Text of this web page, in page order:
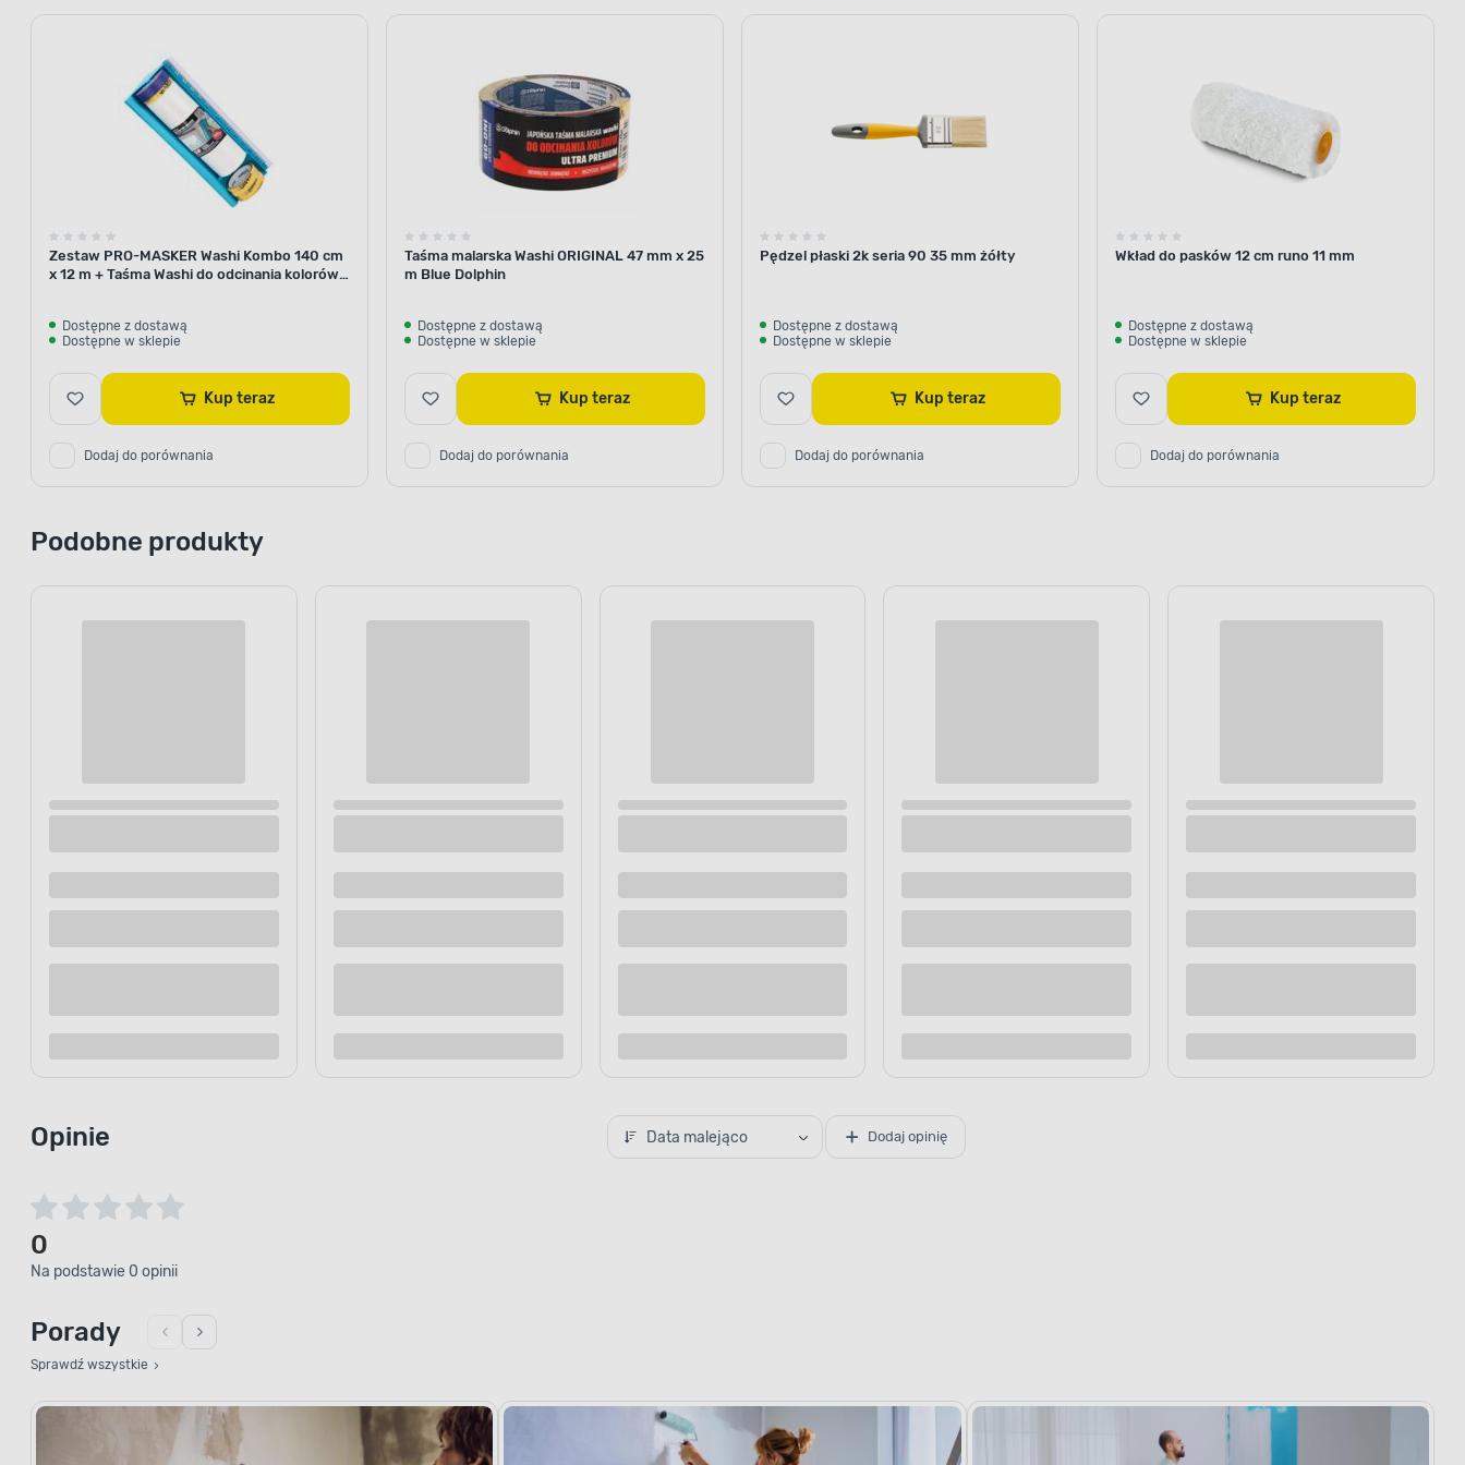
Farba 2,5 l Fiołek Alpejski Dulux Kolory Świata
emulsja zapewnia wysoki poziom krycia przy zachowaniu
trwałości koloru i wysokiej odporności na zmywanie
zabrudzeń. Ciesz się głęboko matowym wykończeniem
przez wiele lat.
Skuteczne odprowadzanie
wilgoci
farba Dulux Kolory Świata Fiołek Alpejskicechuje się
że po jej nałożeniu ściany mogą swobodnie „oddychać”.
Zapomnij o widocznych przejściach między poszczególnymi
warstwami. Aby uzyskać pożądany efekt, wystarczy nałożyć
Zestaw PRO-MASKER Washi Kombo 140 cm
x 12 m + Taśma Washi do odcinania kolorów
Dostępne z dostawą
Dostępne w sklepie
Kup teraz
Dodaj do porównania
Taśma malarska Washi ORIGINAL 47 mm x 25
m Blue Dolphin
Dostępne z dostawą
Dostępne w sklepie
Kup teraz
Dodaj do porównania
Pędzel płaski 2k seria 90 35 mm żółty
Dostępne z dostawą
Dostępne w sklepie
Kup teraz
Dodaj do porównania
Wkład do pasków 12 cm runo 11 mm
Dostępne z dostawą
Dostępne w sklepie
Kup teraz
Dodaj do porównania
Podobne produkty
Opinie Data malejąco Dodaj opinię
0
Na podstawie 0 opinii
Porady
Sprawdź wszystkie